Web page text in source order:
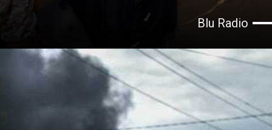
Blu Radio